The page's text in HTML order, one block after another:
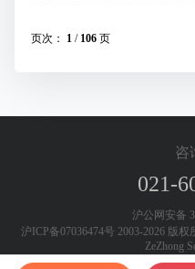
页次： 1 / 106 页
咨
021-
沪公网安备
沪ICP备07036474号 2003-2026 版
ZeZhong